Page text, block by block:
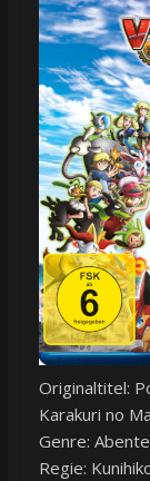
Originaltitel:
Karakuri no
Genre:
Regie: